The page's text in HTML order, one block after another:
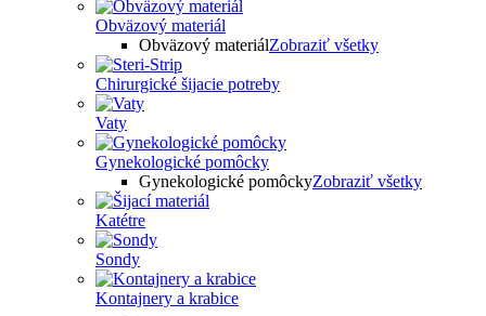
Obväzový materiál
Obväzový materiálZobraziť všetky
Chirurgické šijacie potreby
Vaty
Gynekologické pomôcky
Gynekologické pomôckyZobraziť všetky
Katétre
Sondy
Kontajnery a krabice